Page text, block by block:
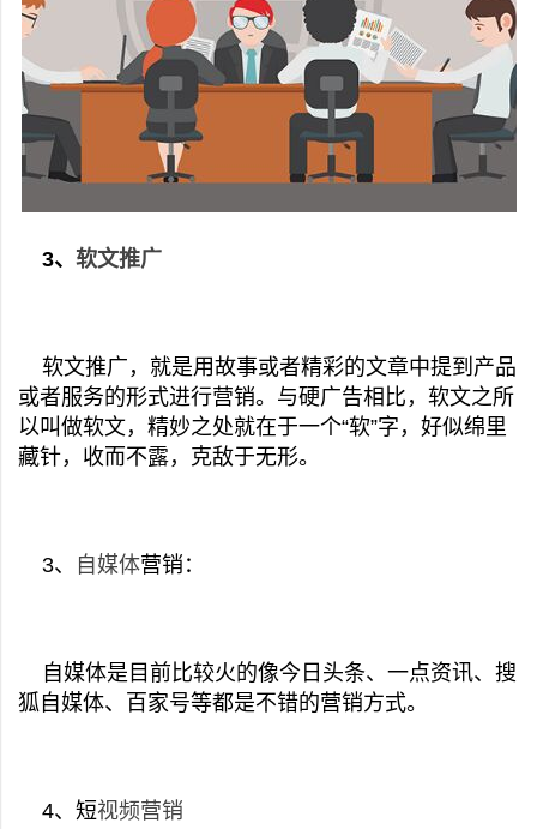
3、 软文推广
软文推广，就是用故事或者精彩的文章中提到产品
或者服务的形式进行营销。与硬广告相比，软文之所
以叫做软文，精妙之处就在于一个“软”字，好似绵里
藏针，收而不露，克敌于无形。
3、 自媒体营销：
自 媒体是目前比较火的像今日头条、一点资讯、搜
狐自媒体、百家号等都是不错的营销方式。
4、短视频营销